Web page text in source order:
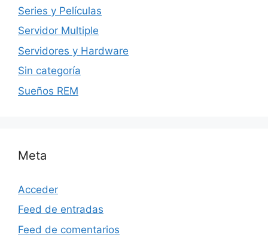
Series y Películas
Servidor Multiple
Servidores y Hardware
Sin categoría
Sueños REM
Meta
Acceder
Feed de entradas
Feed de comentarios